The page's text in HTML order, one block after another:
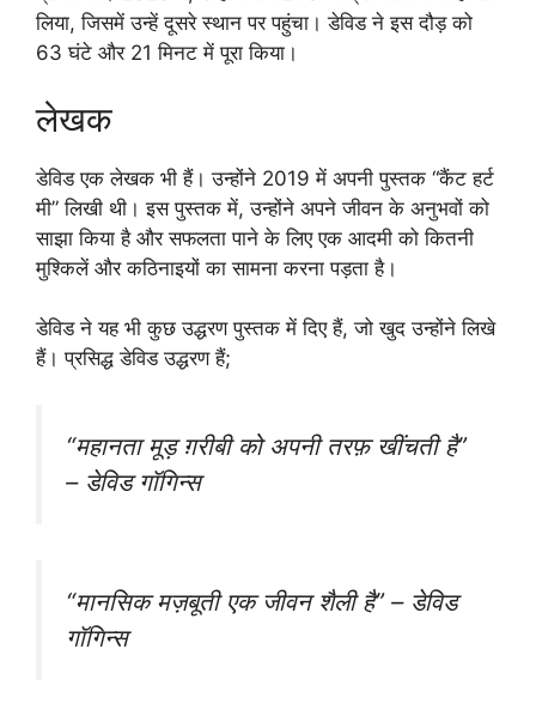
लिया, जिसमें उन्हें दूसरे स्थान पर पहुंचा। डेविड ने इस दौड़ को
63 घंटे और 21 मिनट में पूरा किया।
लेखक
डेविड एक लेखक भी हैं। उन्होंने 2019 में अपनी पुस्तक “कैंट हर्ट
मी” लिखी थी। इस पुस्तक में, उन्होंने अपने जीवन के अनुभवों को
साझा किया है और सफलता पाने के लिए एक आदमी को कितनी
मुश्किलें और कठिनाइयों का सामना करना पड़ता है।
डेविड ने यह भी कुछ उद्धरण पुस्तक में दिए हैं, जो खुद उन्होंने लिखे
हैं। प्रसिद्ध डेविड उद्धरण हैं;
“महानता मूड़ ग़रीबी को अपनी तरफ़ खींचती है”
– डेविड गॉगिन्स
“मानसिक मज़बूती एक जीवन शैली है” – डेविड
गॉगिन्स